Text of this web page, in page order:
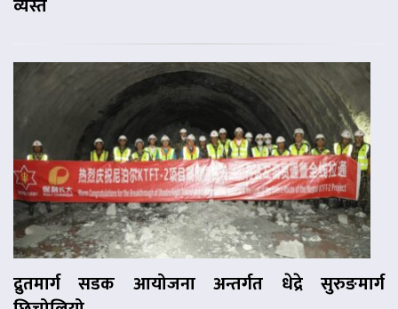
व्यस्त
द्रुतमार्ग सडक आयोजना अन्तर्गत धेद्रे सुरुङमार्ग